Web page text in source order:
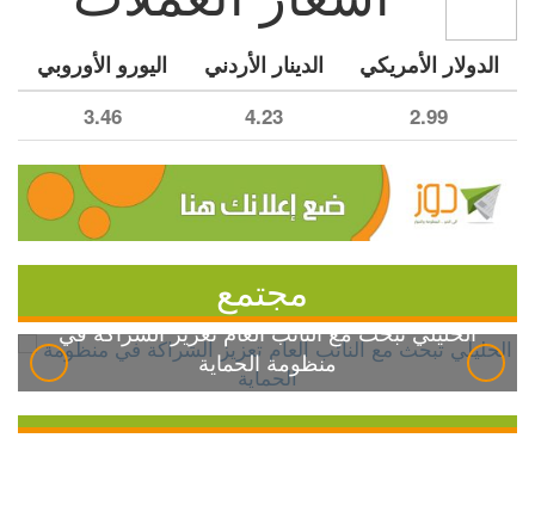
الدولار الأمريكي الدينار الأردني اليورو الأوروبي
2.99
4.23
3.46
مجتمع
الخليلي تبحث مع النائب العام تعزيز الشراكة في
منظومة الحماية